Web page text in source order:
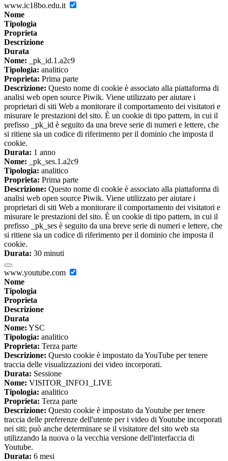
www.ic18bo.edu.it
Nome
Tipologia
Proprieta
Descrizione
Durata
Nome: _pk_id.1.a2c9
Tipologia: analitico
Proprieta: Prima parte
Descrizione: Questo nome di cookie è associato alla piattaforma di
analisi web open source Piwik. Viene utilizzato per aiutare i
proprietari di siti Web a monitorare il comportamento dei visitatori e
misurare le prestazioni del sito. È un cookie di tipo pattern, in cui il
prefisso _pk_id è seguito da una breve serie di numeri e lettere, che
si ritiene sia un codice di riferimento per il dominio che imposta il
cookie.
Durata: 1 anno
Nome: _pk_ses.1.a2c9
Tipologia: analitico
Proprieta: Prima parte
Descrizione: Questo nome di cookie è associato alla piattaforma di
analisi web open source Piwik. Viene utilizzato per aiutare i
proprietari di siti Web a monitorare il comportamento dei visitatori e
misurare le prestazioni del sito. È un cookie di tipo pattern, in cui il
prefisso _pk_ses è seguito da una breve serie di numeri e lettere, che
si ritiene sia un codice di riferimento per il dominio che imposta il
cookie.
Durata: 30 minuti
www.youtube.com
Nome
Tipologia
Proprieta
Descrizione
Durata
Nome: YSC
Tipologia: analitico
Proprieta: Terza parte
Descrizione: Questo cookie è impostato da YouTube per tenere
traccia delle visualizzazioni dei video incorporati.
Durata: Sessione
Nome: VISITOR_INFO1_LIVE
Tipologia: analitico
Proprieta: Terza parte
Descrizione: Questo cookie è impostato da Youtube per tenere
traccia delle preferenze dell'utente per i video di Youtube incorporati
nei siti; può anche determinare se il visitatore del sito web sta
utilizzando la nuova o la vecchia versione dell'interfaccia di
Youtube.
Durata: 6 mesi